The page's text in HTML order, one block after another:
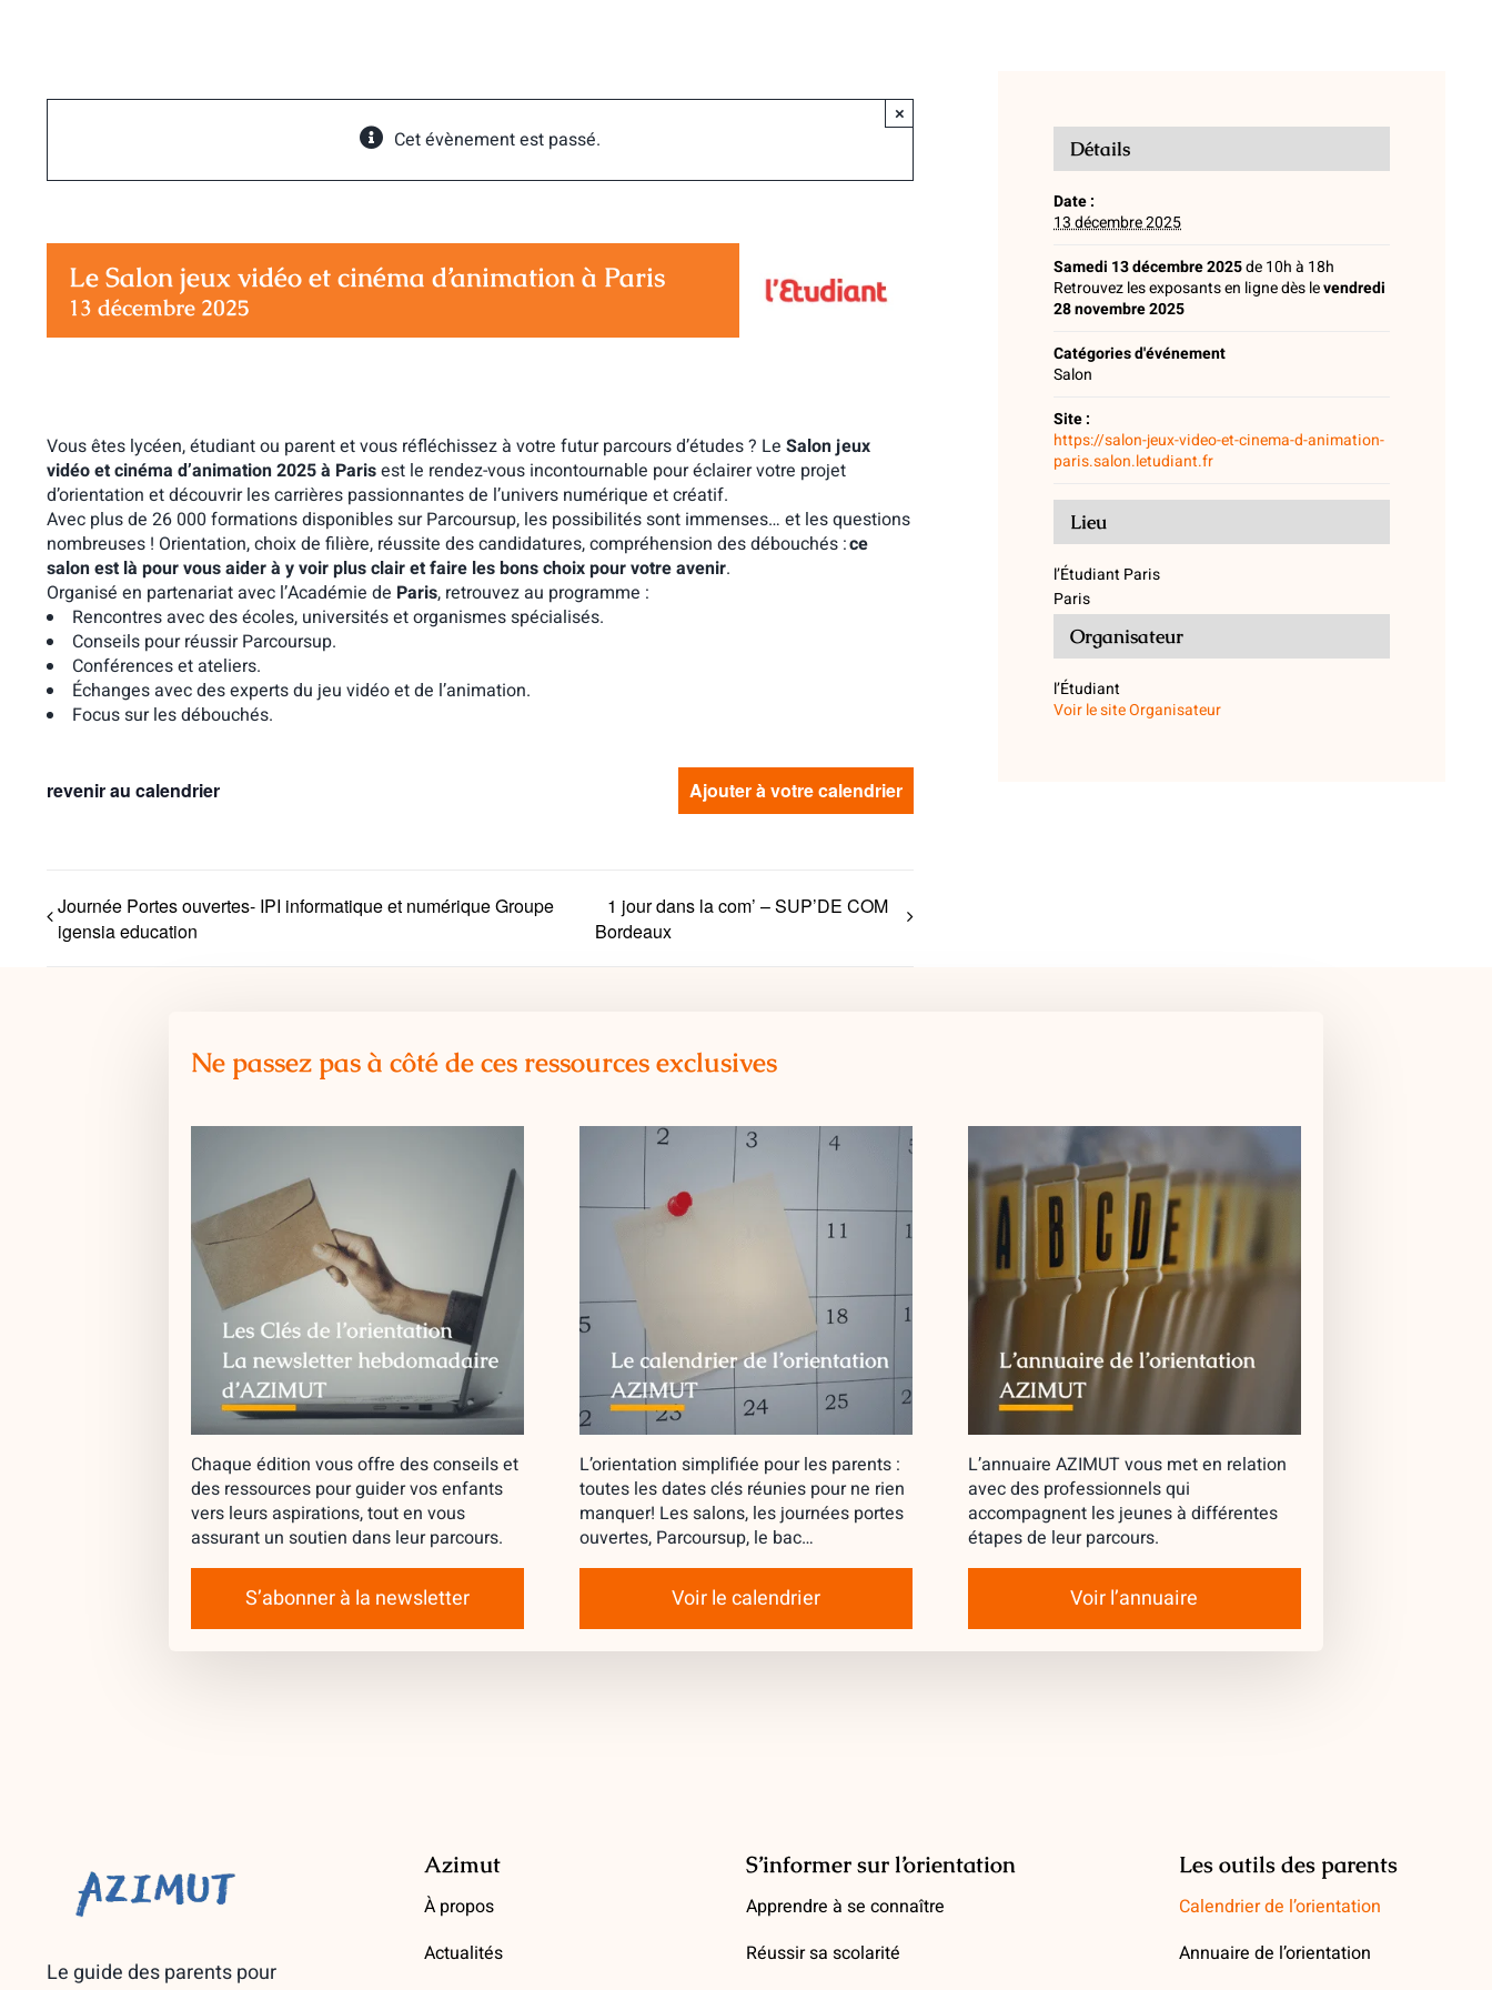
Cet évènement est passé.
×
Le Salon jeux vidéo et cinéma d’animation à Paris
13 décembre 2025
Vous êtes lycéen, étudiant ou parent et vous réfléchissez à votre futur parcours d’études ? Le Salon jeux
vidéo et cinéma d’animation 2025 à Parisest le rendez-vous incontournable pour éclairer votre projet
d’orientation et découvrir les carrières passionnantes de l’univers numérique et créatif.
Avec plus de 26 000 formations disponibles sur Parcoursup, les possibilités sont immenses… et les questions
nombreuses ! Orientation, choix de filière, réussite des candidatures, compréhension des débouchés :ce
salon est là pour vous aider à y voir plus clair et faire les bons choix pour votre avenir.
Organisé en partenariat avec l’Académie de Paris, retrouvez au programme :
Rencontres avec des écoles, universités et organismes spécialisés.
Conseils pour réussir Parcoursup.
Conférences et ateliers.
Échanges avec des experts du jeu vidéo et de l’animation.
Focus sur les débouchés.
revenir au calendrier Ajouter à votre calendrier
Journée Portes ouvertes- IPI informatique et numérique Groupe
igensia education
1 jour dans la com’ – SUP’DE COM
Bordeaux
Détails
Date :
13 décembre 2025
Samedi 13 décembre 2025de 10h à 18h
Retrouvez les exposants en ligne dès levendredi
28 novembre 2025
Catégories d'événement
Salon
Site :
https://salon-jeux-video-et-cinema-d-animation-
paris.salon.letudiant.fr
Lieu
l’Étudiant Paris
Paris
Organisateur
l’Étudiant
Voir le site Organisateur
Ne passez pas à côté de ces ressources exclusives
Chaque édition vous offre des conseils et
des ressources pour guider vos enfants
vers leurs aspirations, tout en vous
assurant un soutien dans leur parcours.
S’abonner à la newsletter
L’orientation simplifiée pour les parents :
toutes les dates clés réunies pour ne rien
manquer! Les salons, les journées portes
ouvertes, Parcoursup, le bac…
Voir le calendrier
L’annuaire AZIMUT vous met en relation
avec des professionnels qui
accompagnent les jeunes à différentes
étapes de leur parcours.
Voir l’annuaire
Le guide des parents pour
Azimut
À propos
Actualités
S’informer sur l’orientation
Apprendre à se connaître
Réussir sa scolarité
Les outils des parents
Calendrier de l’orientation
Annuaire de l’orientation